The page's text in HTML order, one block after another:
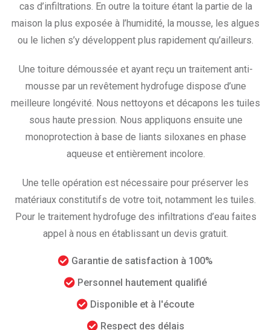
cas d’infiltrations. En outre la toiture étant la partie de la
maison la plus exposée à l’humidité, la mousse, les algues
ou le lichen s’y développent plus rapidement qu’ailleurs.
Une toiture démoussée et ayant reçu un traitement anti-
mousse par un revêtement hydrofuge dispose d’une
meilleure longévité. Nous nettoyons et décapons les tuiles
sous haute pression. Nous appliquons ensuite une
monoprotection à base de liants siloxanes en phase
aqueuse et entièrement incolore.
Une telle opération est nécessaire pour préserver les
matériaux constitutifs de votre toit, notamment les tuiles.
Pour le traitement hydrofuge des infiltrations d’eau faites
appel à nous en établissant un devis gratuit.
Garantie de satisfaction à 100%
Personnel hautement qualifié
Disponible et à l'écoute
Respect des délais